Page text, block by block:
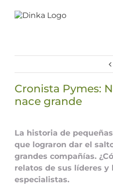
Cronista Pymes:
nace grande
más
grande
La historia de
que lograron dar el
grandes compañías.
relatos de sus líderes y
especialistas.